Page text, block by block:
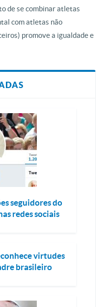
de se combinar atletas
com atletas não
promove a igualdade e
seguidores do
redes sociais
virtudes
brasileiro